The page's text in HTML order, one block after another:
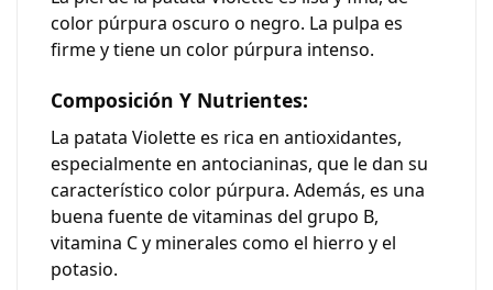
color púrpura oscuro o negro. La pulpa es
firme y tiene un color púrpura intenso.
Composición Y Nutrientes:
La patata Violette es rica en antioxidantes,
especialmente en antocianinas, que le dan su
característico color púrpura. Además, es una
buena fuente de vitaminas del grupo B,
vitamina C y minerales como el hierro y el
potasio.